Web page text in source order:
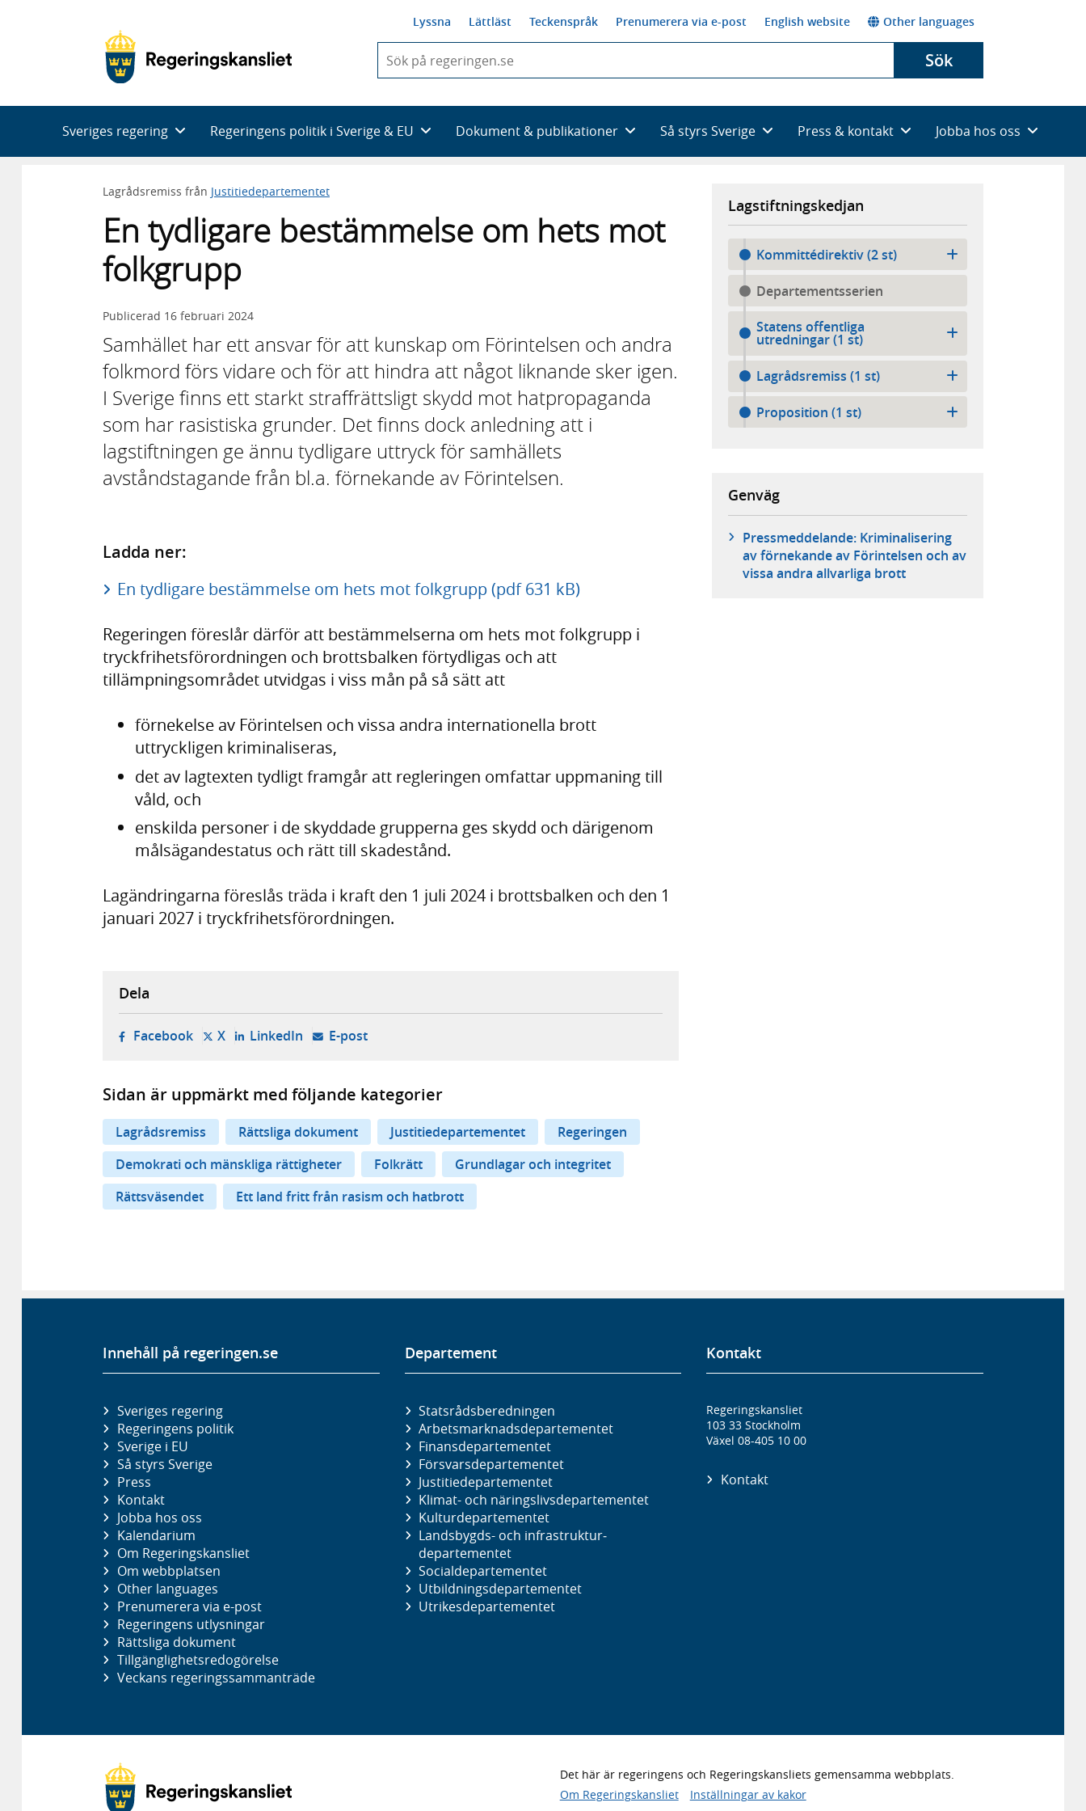
Lyssna Lättläst Teckenspråk Prenumerera via e-post English website Other languages
du
skriva
framträder
en
Sök
Sveriges regering Regeringens politik i Sverige & EU Dokument & publikationer Så styrs Sverige Press & kontakt Jobba hos oss
Lagrådsremiss från Justitiedepartementet
En tydligare bestämmelse om hets mot
folkgrupp
Publicerad 16 februari 2024
Samhället har ett ansvar för att kunskap om Förintelsen och andra
folkmord förs vidare och för att hindra att något liknande sker igen.
I Sverige finns ett starkt straffrättsligt skydd mot hatpropaganda
som har rasistiska grunder. Det finns dock anledning att i
lagstiftningen ge ännu tydligare uttryck för samhällets
avståndstagande från bl.a. förnekande av Förintelsen.
Ladda ner:
En tydligare bestämmelse om hets mot folkgrupp (pdf 631 kB)
Regeringen föreslår därför att bestämmelserna om hets mot folkgrupp i
tryckfrihetsförordningen och brottsbalken förtydligas och att
tillämpningsområdet utvidgas i viss mån på så sätt att
förnekelse av Förintelsen och vissa andra internationella brott
uttryckligen kriminaliseras,
det av lagtexten tydligt framgår att regleringen omfattar uppmaning till
våld, och
enskilda personer i de skyddade grupperna ges skydd och därigenom
målsägandestatus och rätt till skadestånd.
Lagändringarna föreslås träda i kraft den 1 juli 2024 i brottsbalken och den 1
januari 2027 i tryckfrihetsförordningen.
Lagstiftningskedjan
Kommittédirektiv (2 st)
Departementsserien
Statens offentliga
utredningar (1 st)
Lagrådsremiss (1 st)
Proposition (1 st)
Genväg
Pressmeddelande: Kriminalisering
av förnekande av Förintelsen och av
vissa andra allvarliga brott
Dela
Facebook- öppnas i ny flik, extern webbplats,
X- öppnas i ny flik, extern webbplats,
LinkedIn- öppnas i ny flik, extern webbplats,
E-post- öppnar din e-postklient,
Sidan är uppmärkt med följande kategorier
Lagrådsremiss Rättsliga dokument Justitiedepartementet
Regeringen
Demokrati och mänskliga rättigheter
Folkrätt
Grundlagar och integritet
Rättsväsendet
Ett land fritt från rasism och hatbrott
Innehåll på regeringen.se
Sveriges regering
Regeringens politik
Sverige i EU
Så styrs Sverige
Press
Kontakt
Jobba hos oss
Kalendarium
Om Regeringskansliet
Om webbplatsen
Other languages
Prenumerera via e-post
Regeringens utlysningar
Rättsliga dokument
Tillgänglighetsredogörelse
Veckans regeringssammanträde
Departement
Statsrådsberedningen
Arbetsmarknads­departementet
Finans­departementet
Försvars­departementet
Justitie­departementet
Klimat- och näringslivs­departementet
Kultur­departementet
Landsbygds- och infrastruktur­
departementet
Social­departementet
Utbildnings­departementet
Utrikes­departementet
Kontakt
Regeringskansliet
103 33 Stockholm
Växel 08-405 10 00
Kontakt
Det här är regeringens och Regeringskansliets gemensamma webbplats.
Om Regeringskansliet
Inställningar av kakor